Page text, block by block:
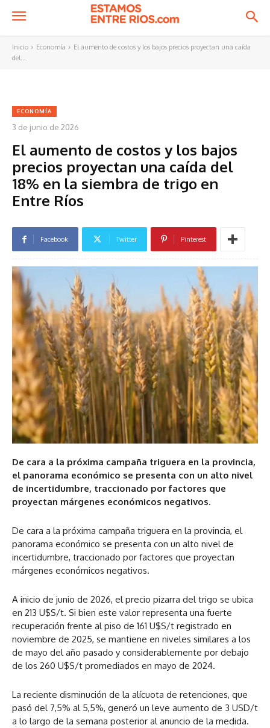
Inicio Economía
El aumento de costos y los bajos precios proyectan una caída
del...
ECONOMÍA
3 de junio de 2026
El aumento de costos y los bajos
precios proyectan una caída del
18% en la siembra de trigo en
Entre Ríos
Facebook Twitter Pinterest
De cara a la próxima campaña triguera en la provincia,
el panorama económico se presenta con un alto nivel
de incertidumbre, traccionado por factores que
proyectan márgenes económicos negativos.
De cara a la próxima campaña triguera en la provincia, el
panorama económico se presenta con un alto nivel de
incertidumbre, traccionado por factores que proyectan
márgenes económicos negativos.
A inicio de junio de 2026, el precio pizarra del trigo se ubica
en 213 U$S/t. Si bien este valor representa una fuerte
recuperación frente al piso de 161 U$S/t registrado en
noviembre de 2025, se mantiene en niveles similares a los
de mayo del año pasado y considerablemente por debajo
de los 260 U$S/t promediados en mayo de 2024.
La reciente disminución de la alícuota de retenciones, que
pasó del 7,5% al 5,5%, generó un leve aumento de 3 USD/t
a lo largo de la semana posterior al anuncio de la medida.